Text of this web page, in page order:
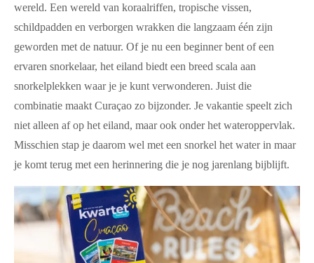
wereld. Een wereld van koraalriffen, tropische vissen,
schildpadden en verborgen wrakken die langzaam één zijn
geworden met de natuur. Of je nu een beginner bent of een
ervaren snorkelaar, het eiland biedt een breed scala aan
snorkelplekken waar je je kunt verwonderen. Juist die
combinatie maakt Curaçao zo bijzonder. Je vakantie speelt zich
niet alleen af op het eiland, maar ook onder het wateroppervlak.
Misschien stap je daarom wel met een snorkel het water in maar
je komt terug met een herinnering die je nog jarenlang bijblijft.